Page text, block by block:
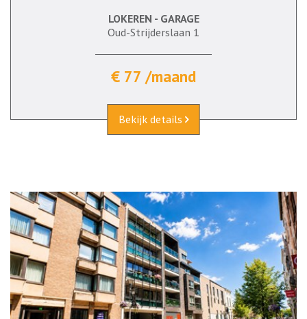
LOKEREN - GARAGE
Oud-Strijderslaan 1
€ 77 /maand
Bekijk details